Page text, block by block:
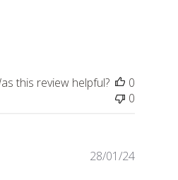
this review helpful?
0
0
28/01/24